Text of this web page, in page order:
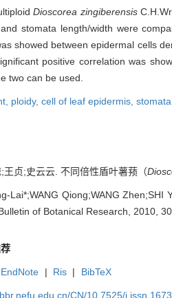
Dioscorea zingiberensis
stomata length/width were
showed between epidermal cells
positive correlation was
two can be used.
ploidy, cell of leaf epidermis, stomata
王贞;史云云. 不同倍性盾叶薯蓣（
Lai*;WANG Qiong;WANG
of Botanical Research, 2010,
EndNote | Ris | BibTeX
CN/10.7525/